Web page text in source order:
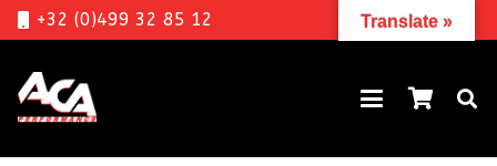
+32 (0)499 32 85 12 Translate »